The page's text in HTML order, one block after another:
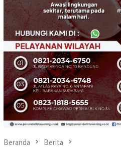
Beranda Berita